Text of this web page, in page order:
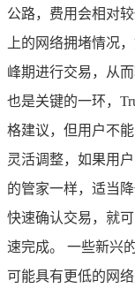
公路，费用会相对
上的网络拥堵情况
峰期进行交易，从
也是关键的一环，
格建议，但用户不
灵活调整，如果用
的管家一样，适当
快速确认交易，就
速完成。 一些新兴
可能具有更低的网